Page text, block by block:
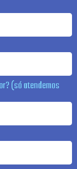
(só atendemos